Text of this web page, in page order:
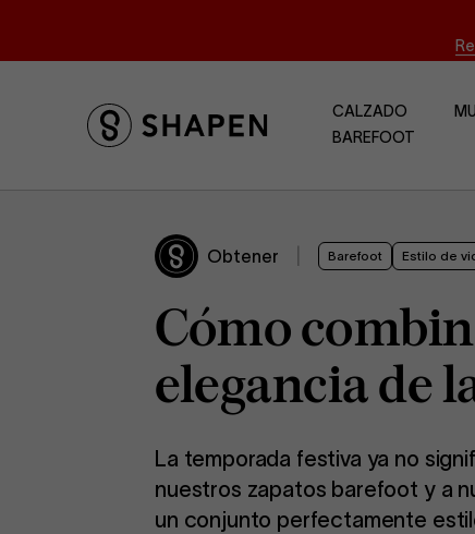
CALZADO
BAREFOOT
Obtener Barefoot Estilo de
Cómo
elegancia de
La temporada festiva ya no
nuestros zapatos barefoot y a
un conjunto perfectamente